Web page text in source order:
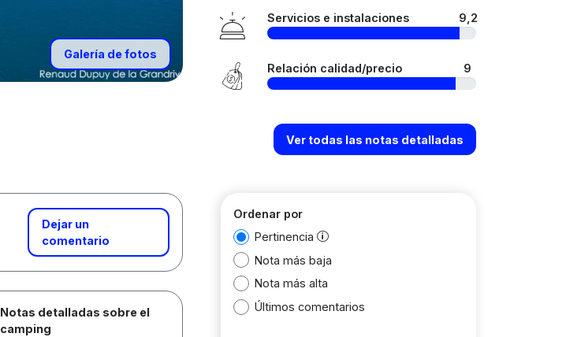
Galería de fotos
Servicios e instalaciones 9,2
Relación calidad/precio 9
Ver todas las notas detalladas
Dejar un
comentario
Notas detalladas sobre el
camping
Ordenar por
Pertinencia
Nota más baja
Nota más alta
Últimos comentarios